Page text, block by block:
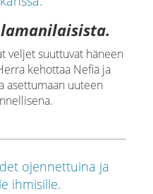
veljet suuttuvat häneen
kehottaa Nefiä ja
asettumaan uuteen